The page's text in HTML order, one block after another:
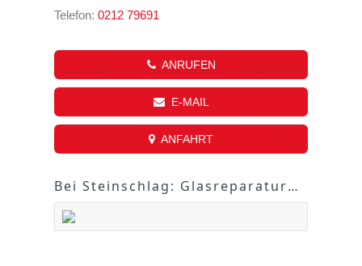
Telefon:0212 79691
ANRUFEN
E-MAIL
ANFAHRT
Bei Steinschlag: Glasreparatur von Volkswagen Economy Service von Keitz